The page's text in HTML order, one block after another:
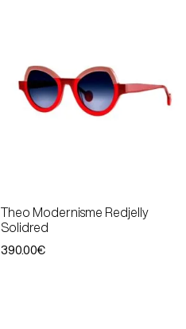
Theo Modernisme Redjelly
Solidred
390.00€